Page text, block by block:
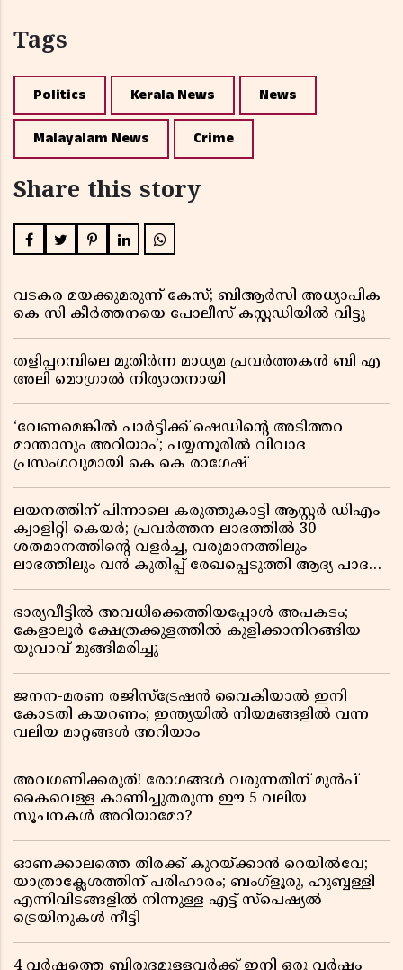
Tags
Politics Kerala News News
Malayalam News Crime
Share this story
വടകര മയക്കുമരുന്ന് കേസ്; ബിആർസി അധ്യാപിക
കെ സി കീർത്തനയെ പോലീസ് കസ്റ്റഡിയിൽ വിട്ടു
തളിപ്പറമ്പിലെ മുതിർന്ന മാധ്യമ പ്രവർത്തകൻ ബി എ
അലി മൊഗ്രാൽ നിര്യാതനായി
‘വേണമെങ്കിൽ പാർട്ടിക്ക് ഷെഡിൻ്റെ അടിത്തറ
മാന്താനും അറിയാം’; പയ്യന്നൂരിൽ വിവാദ
പ്രസംഗവുമായി കെ കെ രാഗേഷ്
ലയനത്തിന് പിന്നാലെ കരുത്തുകാട്ടി ആസ്റ്റർ ഡിഎം
ക്വാളിറ്റി കെയർ; പ്രവർത്തന ലാഭത്തിൽ 30
ശതമാനത്തിൻ്റെ വളർച്ച, വരുമാനത്തിലും
ലാഭത്തിലും വൻ കുതിപ്പ് രേഖപ്പെടുത്തി ആദ്യ പാദ
ഭാര്യവീട്ടിൽ അവധിക്കെത്തിയപ്പോൾ അപകടം;
കേളാലൂർ ക്ഷേത്രക്കുളത്തിൽ കുളിക്കാനിറങ്ങിയ
യുവാവ് മുങ്ങിമരിച്ചു
ജനന-മരണ രജിസ്ട്രേഷൻ വൈകിയാൽ ഇനി
കോടതി കയറണം; ഇന്ത്യയിൽ നിയമങ്ങളിൽ വന്ന
വലിയ മാറ്റങ്ങൾ അറിയാം
അവഗണിക്കരുത്! രോഗങ്ങൾ വരുന്നതിന് മുൻപ്
കൈവെള്ള കാണിച്ചുതരുന്ന ഈ 5 വലിയ
സൂചനകൾ അറിയാമോ?
ഓണക്കാലത്തെ തിരക്ക് കുറയ്ക്കാൻ റെയിൽവേ;
യാത്രാക്ലേശത്തിന് പരിഹാരം; ബംഗ്ളൂരു, ഹുബ്ബള്ളി
എന്നിവിടങ്ങളിൽ നിന്നുള്ള എട്ട് സ്പെഷ്യൽ
ട്രെയിനുകൾ നീട്ടി